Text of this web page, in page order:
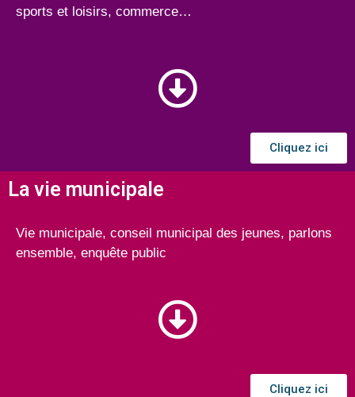
sports et loisirs, commerce…
Cliquez ici
La vie municipale
Vie municipale, conseil municipal des jeunes, parlons
ensemble, enquête public
Cliquez ici